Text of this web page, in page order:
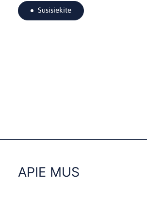
Susisiekite
APIE MUS